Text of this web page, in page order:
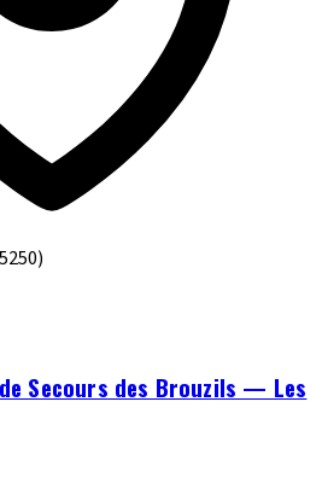
Secours des Brouzils — Les